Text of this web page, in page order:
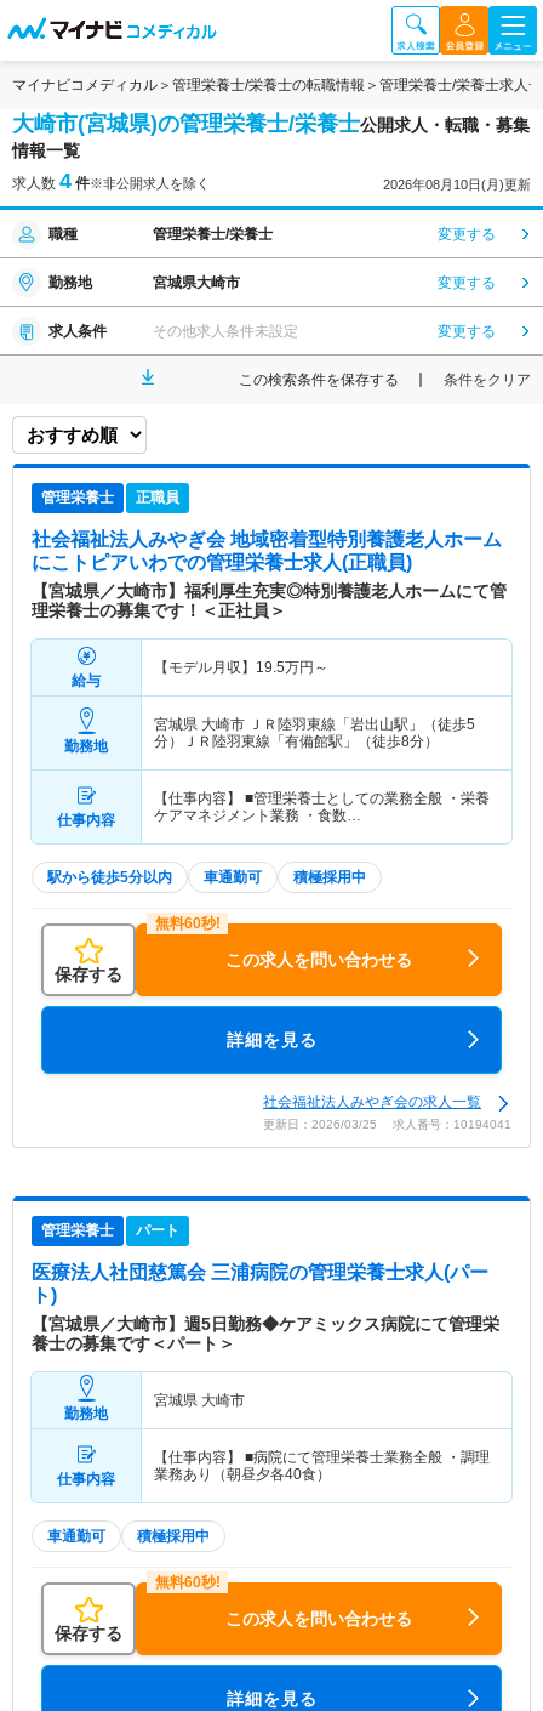
マイナビコメディカル 管理栄養士/栄養士の転職情報 管理栄養士/栄養士求人
大崎市(宮城県)の管理栄養士/栄養士公開求人・転職・募集
情報一覧
求人数 4 件※非公開求人を除く 2026年08月10日(月)更新
職種 管理栄養士/栄養士 変更する
勤務地 宮城県大崎市 変更する
求人条件 その他求人条件未設定 変更する
この検索条件を保存する 条件をクリア
管理栄養士 正職員
社会福祉法人みやぎ会 地域密着型特別養護老人ホーム
にこトピアいわでの管理栄養士求人(正職員)
【宮城県／大崎市】福利厚生充実◎特別養護老人ホームにて管
理栄養士の募集です！＜正社員＞
給与
【モデル月収】 19.5万円～
勤務地
宮城県 大崎市 ＪＲ陸羽東線「岩出山駅」（徒歩5
分）ＪＲ陸羽東線「有備館駅」（徒歩8分）
仕事内容
【仕事内容】 ■管理栄養士としての業務全般 ・栄養
ケアマネジメント業務 ・食数…
駅から徒歩5分以内 車通勤可 積極採用中
保存する
この求人を問い合わせる
詳細を見る
社会福祉法人みやぎ会の求人一覧
更新日：2026/03/25 求人番号：10194041
管理栄養士 パート
医療法人社団慈篤会 三浦病院の管理栄養士求人(パー
ト)
【宮城県／大崎市】週5日勤務◆ケアミックス病院にて管理栄
養士の募集です＜パート＞
勤務地
宮城県 大崎市
仕事内容
【仕事内容】 ■病院にて管理栄養士業務全般 ・調理
業務あり（朝昼夕各40食）
車通勤可 積極採用中
保存する
この求人を問い合わせる
詳細を見る